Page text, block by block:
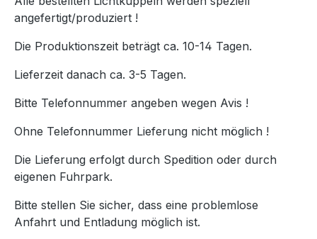
angefertigt/produziert !
Die Produktionszeit beträgt ca. 10-14 Tagen.
Lieferzeit danach ca. 3-5 Tagen.
Bitte Telefonnummer angeben wegen Avis !
Ohne Telefonnummer Lieferung nicht möglich !
Die Lieferung erfolgt durch Spedition oder durch
eigenen Fuhrpark.
Bitte stellen Sie sicher, dass eine problemlose
Anfahrt und Entladung möglich ist.